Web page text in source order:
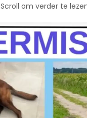
Scroll om verder te